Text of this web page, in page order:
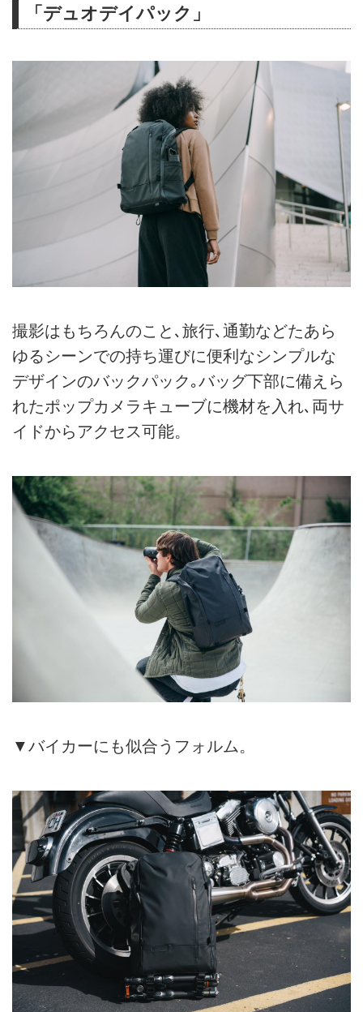
「デュオデイパック」
撮影はもちろんのこと､旅行､通勤などたあら
ゆるシーンでの持ち運びに便利なシンプルな
デザインのバックパック｡バッグ下部に備えら
れたポップカメラキューブに機材を入れ､両サ
イドからアクセス可能。
▼バイカーにも似合うフォルム。